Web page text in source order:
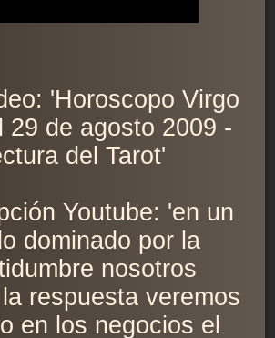
'Horoscopo Virgo
29 de agosto 2009 -
del Tarot'
Youtube: 'en un
dominado por la
nosotros
respuesta veremos
en los negocios el